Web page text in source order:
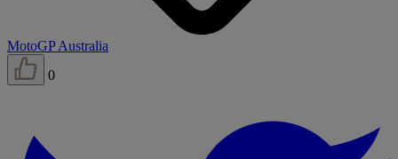
MotoGP Australia
0